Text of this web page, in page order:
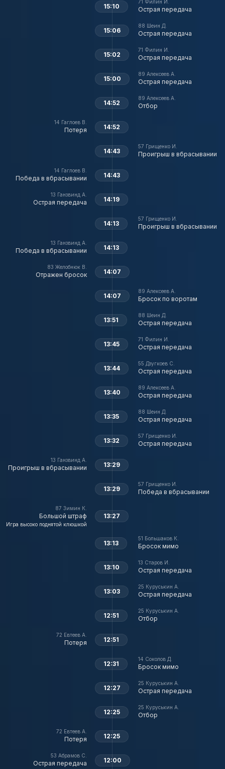
71 Филин И.
Острая передача
15:10
88 Шеин Д.
Острая передача
15:06
71 Филин И.
Острая передача
15:02
89 Алексеев А.
Острая передача
15:00
89 Алексеев А.
Отбор
14:52
14 Гаглоев В.
Потеря 14:52
57 Грищенко И.
Проигрыш в вбрасывании
14:43
14 Гаглоев В.
Победа в вбрасывании 14:43
13 Ганзвинд А.
Острая передача 14:19
57 Грищенко И.
Проигрыш в вбрасывании
14:13
13 Ганзвинд А.
Победа в вбрасывании 14:13
83 Желобнюк В.
Отражен бросок 14:07
89 Алексеев А.
Бросок по воротам
14:07
88 Шеин Д.
Острая передача
13:51
71 Филин И.
Острая передача
13:45
55 Дзугкоев С.
Острая передача
13:44
89 Алексеев А.
Острая передача
13:40
88 Шеин Д.
Острая передача
13:35
57 Грищенко И.
Острая передача
13:32
13 Ганзвинд А.
Проигрыш в вбрасывании 13:29
57 Грищенко И.
Победа в вбрасывании
13:29
87 Зимин К.
Большой штраф
Игра высоко поднятой клюшкой
13:27
51 Большаков К.
Бросок мимо
13:13
13 Старов И.
Острая передача
13:10
25 Куруськин А.
Острая передача
13:03
25 Куруськин А.
Отбор
12:51
72 Евтеев А.
Потеря 12:51
14 Соколов Д.
Бросок мимо
12:31
25 Куруськин А.
Острая передача
12:27
25 Куруськин А.
Отбор
12:25
72 Евтеев А.
Потеря 12:25
53 Абрамов С.
Острая передача 12:00